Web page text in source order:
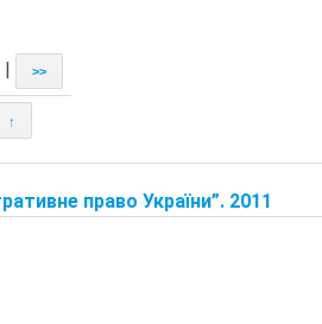
>>
↑
право України”. 2011